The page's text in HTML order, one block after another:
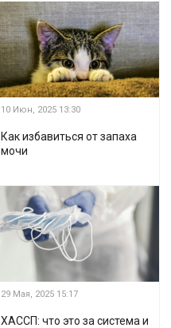
10 Июн, 2025 13:30
Как избавиться от запаха
мочи
29 Мая, 2025 15:17
ХАССП: что это за система и